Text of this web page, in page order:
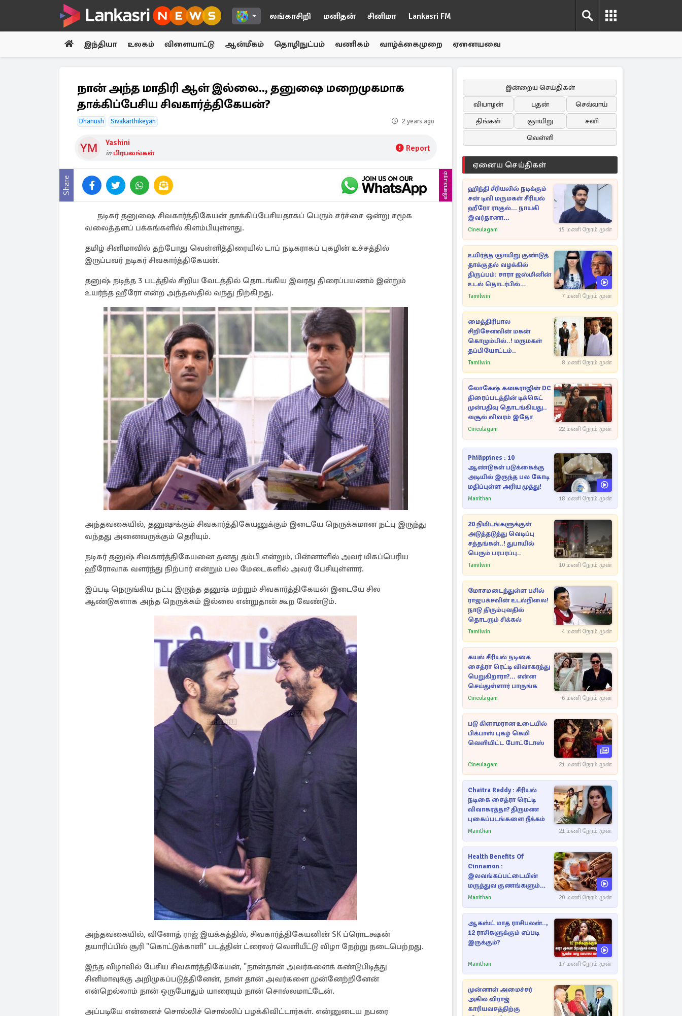
லங்காசிறி மனிதன் சினிமா Lankasri FM
இந்தியா உலகம் விளையாட்டு ஆன்மீகம் தொழிநுட்பம் வணிகம் வாழ்க்கைமுறை ஏனையவை
நான் அந்த மாதிரி ஆள் இல்லை.., தனுஷை மறைமுகமாக
தாக்கிப்பேசிய சிவகார்த்திகேயன்?
Dhanush Sivakarthikeyan 2 years ago
Yashini
inபிரபலங்கள் Report
Share விளம்பரம்
நடிகர் தனுஷை சிவகார்த்திகேயன் தாக்கிப்பேசியதாகப் பெரும் சர்ச்சை ஒன்று சமூக
வலைத்தளப் பக்கங்களில் கிளம்பியுள்ளது.
தமிழ் சினிமாவில் தற்போது வெள்ளித்திரையில் டாப் நடிகராகப் புகழின் உச்சத்தில்
இருப்பவர் நடிகர் சிவகார்த்திகேயன்.
தனுஷ் நடித்த 3 படத்தில் சிறிய வேடத்தில் தொடங்கிய இவரது திரைப்பயணம் இன்றும்
உயர்ந்த ஹீரோ என்ற அந்தஸ்தில் வந்து நிற்கிறது.
அந்தவகையில், தனுஷுக்கும் சிவகார்த்திகேயனுக்கும் இடையே நெருக்கமான நட்பு இருந்து
வந்தது அனைவருக்கும் தெரியும்.
நடிகர் தனுஷ் சிவகார்த்திகேயனை தனது தம்பி என்றும், பின்னாளில் அவர் மிகப்பெரிய
ஹீரோவாக வளர்ந்து நிற்பார் என்றும் பல மேடைகளில் அவர் பேசியுள்ளார்.
இப்படி நெருங்கிய நட்பு இருந்த தனுஷ் மற்றும் சிவகார்த்திகேயன் இடையே சில
ஆண்டுகளாக அந்த நெருக்கம் இல்லை என்றுதான் கூற வேண்டும்.
அந்தவகையில், வினோத் ராஜ் இயக்கத்தில், சிவகார்த்திகேயனின் SK ப்ரொடக்ஷன்
தயாரிப்பில் சூரி "கொட்டுக்காளி" படத்தின் ட்ரைலர் வெளியீட்டு விழா நேற்று நடைபெற்றது.
இந்த விழாவில் பேசிய சிவகார்த்திகேயன், "நான்தான் அவர்களைக் கண்டுபிடித்து
சினிமாவுக்கு அறிமுகப்படுத்தினேன், நான் தான் அவர்களை முன்னேற்றினேன்
என்றெல்லாம் நான் ஒருபோதும் யாரையும் நான் சொல்லமாட்டேன்.
அப்படியே என்னைச் சொல்லிச் சொல்லிப் பழக்கிவிட்டார்கள். என்னுடைய நபரை
இன்றைய செய்திகள்
வியாழன்
புதன்
செவ்வாய்
திங்கள்
ஞாயிறு
சனி
வெள்ளி
ஏனைய செய்திகள்
ஹிந்தி சீரியலில் நடிக்கும்
சன் டிவி மருமகள் சீரியல்
ஹீரோ ராகுல்... நாயகி
இவர்தானா...
Cineulagam 15 மணி நேரம் முன்
உயிர்த்த ஞாயிறு குண்டுத்
தாக்குதல் வழக்கில்
திருப்பம்: சாரா ஜஸ்மினின்
உடல் தொடர்பில்
நீதிமன்றத்தில் வெளியான
Tamilwin 7 மணி நேரம் முன்
மைத்திரிபால
சிறிசேனவின் மகன்
கொழும்பில்..! மருமகள்
தப்பியோட்டம்..
Tamilwin 8 மணி நேரம் முன்
லோகேஷ் கனகராஜின் DC
திரைப்படத்தின் டிக்கெட்
முன்பதிவு தொடங்கியது..
வசூல் விவரம் இதோ
Cineulagam 22 மணி நேரம் முன்
Philippines : 10
ஆண்டுகள் படுக்கைக்கு
அடியில் இருந்த பல கோடி
மதிப்புள்ள அரிய முத்து!
Manithan 18 மணி நேரம் முன்
20 நிமிடங்களுக்குள்
அடுத்தடுத்து வெடிப்பு
சத்தங்கள்..! துபாயில்
பெரும் பரபரப்பு..
Tamilwin 10 மணி நேரம் முன்
மோசமடைந்துள்ள பசில்
ராஜபக்சவின் உடல்நிலை!
நாடு திரும்புவதில்
தொடரும் சிக்கல்
Tamilwin 4 மணி நேரம் முன்
கயல் சீரியல் நடிகை
சைத்ரா ரெட்டி விவாகரத்து
பெறுகிறாரா?... என்ன
செய்துள்ளார் பாருங்க
Cineulagam 6 மணி நேரம் முன்
படு கிளாமரான உடையில்
பிக்பாஸ் புகழ் கெமி
வெளியிட்ட போட்டோஸ்
Cineulagam 21 மணி நேரம் முன்
Chaitra Reddy : சீரியல்
நடிகை சைத்ரா ரெட்டி
விவாகரத்தா? திருமண
புகைப்படங்களை நீக்கம்
Manithan 21 மணி நேரம் முன்
Health Benefits Of
Cinnamon :
இலவங்கப்பட்டையின்
மருத்துவ குணங்களும்
ஆரோக்கிய
Manithan 20 மணி நேரம் முன்
ஆகஸ்ட் மாத ராசிபலன்..,
12 ராசிகளுக்கும் எப்படி
இருக்கும்?
Manithan 17 மணி நேரம் முன்
முன்னாள் அமைச்சர்
அகில விராஜ்
காரியவசத்திற்கு